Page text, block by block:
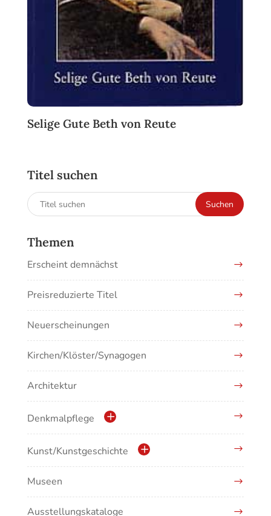
Selige Gute Beth von Reute
Titel suchen
Suchen
nach:
Suchen
Themen
Erscheint demnächst
Preisreduzierte Titel
Neuerscheinungen
Kirchen/Klöster/Synagogen
Architektur
Denkmalpflege
Kulturdenkmale in Baden-Württemberg
Kunst/Kunstgeschichte
Antike/Mittelalter
Renaissance/Barock/19. Jahrhundert
Museen
Ausstellungskataloge